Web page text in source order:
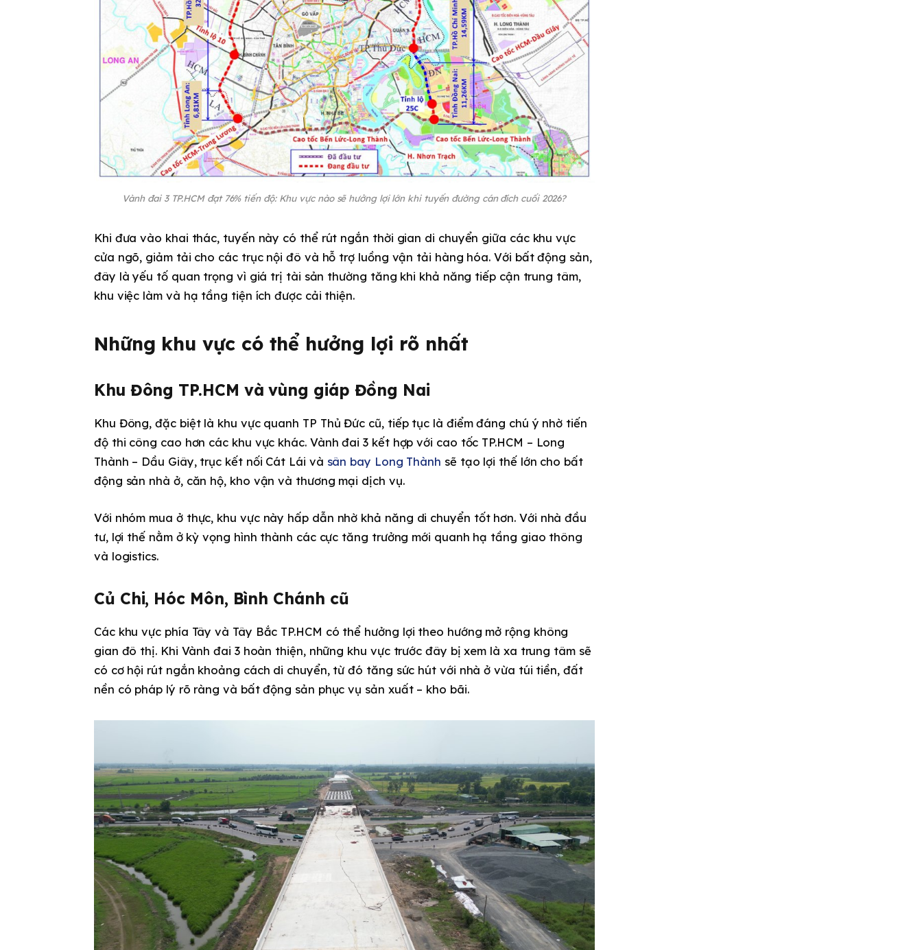
Vành đai 3 TP.HCM đạt 76% tiến độ: Khu vực nào sẽ hưởng lợi lớn khi tuyến đường cán đích cuối 2026?
Khi đưa vào khai thác, tuyến này có thể rút ngắn thời gian di chuyển giữa các khu vực
cửa ngõ, giảm tải cho các trục nội đô và hỗ trợ luồng vận tải hàng hóa. Với bất động sản,
đây là yếu tố quan trọng vì giá trị tài sản thường tăng khi khả năng tiếp cận trung tâm,
khu việc làm và hạ tầng tiện ích được cải thiện.
Những khu vực có thể hưởng lợi rõ nhất
Khu Đông TP.HCM và vùng giáp Đồng Nai
Khu Đông, đặc biệt là khu vực quanh TP Thủ Đức cũ, tiếp tục là điểm đáng chú ý nhờ tiến
độ thi công cao hơn các khu vực khác. Vành đai 3 kết hợp với cao tốc TP.HCM – Long
Thành – Dầu Giây, trục kết nối Cát Lái và sân bay Long Thành sẽ tạo lợi thế lớn cho bất
động sản nhà ở, căn hộ, kho vận và thương mại dịch vụ.
Với nhóm mua ở thực, khu vực này hấp dẫn nhờ khả năng di chuyển tốt hơn. Với nhà đầu
tư, lợi thế nằm ở kỳ vọng hình thành các cực tăng trưởng mới quanh hạ tầng giao thông
và logistics.
Củ Chi, Hóc Môn, Bình Chánh cũ
Các khu vực phía Tây và Tây Bắc TP.HCM có thể hưởng lợi theo hướng mở rộng không
gian đô thị. Khi Vành đai 3 hoàn thiện, những khu vực trước đây bị xem là xa trung tâm sẽ
có cơ hội rút ngắn khoảng cách di chuyển, từ đó tăng sức hút với nhà ở vừa túi tiền, đất
nền có pháp lý rõ ràng và bất động sản phục vụ sản xuất – kho bãi.